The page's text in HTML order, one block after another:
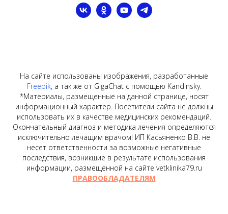
На сайте использованы изображения, разработанные
Freepik, а так же от GigaChat с помощью Kandinsky.
*Материалы, размещенные на данной странице, носят
информационный характер. Посетители сайта не должны
использовать их в качестве медицинских рекомендаций.
Окончательный диагноз и методика лечения определяются
исключительно лечащим врачом! ИП Касьяненко В.В. не
несет ответственности за возможные негативные
последствия, возникшие в результате использования
информации, размещенной на сайте vetklinika79.ru
ПРАВООБЛАДАТЕЛЯМ